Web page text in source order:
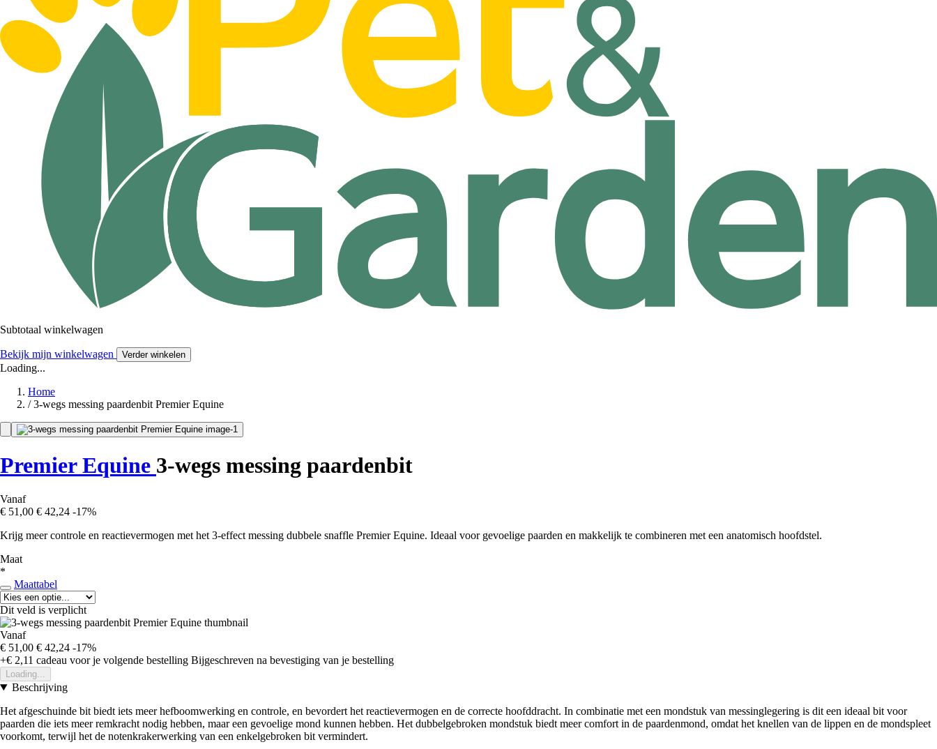
Subtotaal winkelwagen
Bekijk mijn winkelwagen Verder winkelen
Loading...
Home
/ 3-wegs messing paardenbit Premier Equine
Premier Equine 3-wegs messing paardenbit
Vanaf
€ 51,00 € 42,24 -17%
Krijg meer controle en reactievermogen met het 3-effect messing dubbele snaffle Premier Equine. Ideaal voor gevoelige paarden en makkelijk te combineren met een anatomisch hoofdstel.
Maat
*
Maattabel
Dit veld is verplicht
Vanaf
€ 51,00 € 42,24 -17%
+€ 2,11 cadeau voor je volgende bestelling Bijgeschreven na bevestiging van je bestelling
Loading...
Beschrijving
Het afgeschuinde bit biedt iets meer hefboomwerking en controle, en bevordert het reactievermogen en de correcte hoofddracht. In combinatie met een mondstuk van messinglegering is dit een ideaal bit voor
paarden die iets meer remkracht nodig hebben, maar een gevoelige mond kunnen hebben. Het dubbelgebroken mondstuk biedt meer comfort in de paardenmond, omdat het knellen van de lippen en de mondspleet
voorkomt, terwijl het de notenkrakerwerking van een enkelgebroken bit vermindert.